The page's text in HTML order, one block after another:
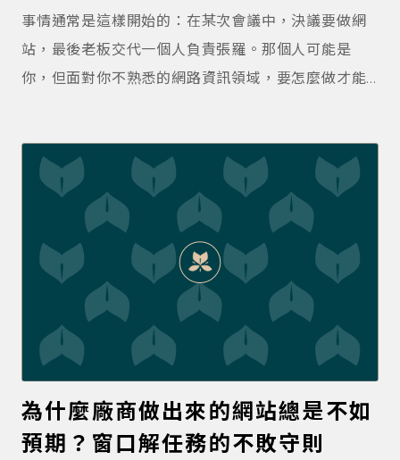
驗證，這套流程，可以用在 2+ – 10+ 人團隊，適合有
對齊內部需求的人。 有內部對齊困擾，搞不定主管的
朋友，歡迎與我們諮詢！
事情通常是這樣開 始的：在某次會議中，決議要做網
站，最後老板交代一個人負責張羅。那個人可能是
你，但面對你不熟悉的網路資訊領域，要怎麼做才能
瀏覽各家工作室介紹，但仍毫無頭緒。也可能問過交
友圈中電腦最厲害的人，得到很多專有名詞，讓你一
頭霧水。 如果你的狀態符合以上描述，歡迎來到「新
手窗口」，這是專為你而寫的系列文章。 到底找專業
的來，還是自己做？ 要如何判斷，一件事是否要交付
專業呢？ 最簡單方式是「自己花一小時下去做」。 舉
例來說：有很多不用寫程式碼，也能製作網站的方
式。比如：Stringly、Wix、weebly ，或是號稱 5
資訊背景的新手，大約花 2–3 小時就可以摸熟功能，
做出來的可能就是老板想要的。 如果投資這一小時摸
為什麼廠商做出來的網站總是不如
預期？窗口解任務的不敗守則